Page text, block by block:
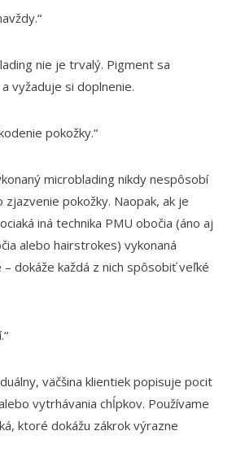
nie je trvalý. Pigment sa
vyžaduje si doplnenie.
pokožky.“
microblading nikdy nespôsobí
pokožky. Naopak, ak je
iná technika PMU obočia (áno aj
alebo hairstrokes) vykonaná
dokáže každá z nich spôsobiť veľké
väčšina klientiek popisuje pocit
vytrhávania chĺpkov. Používame
ktoré dokážu zákrok výrazne